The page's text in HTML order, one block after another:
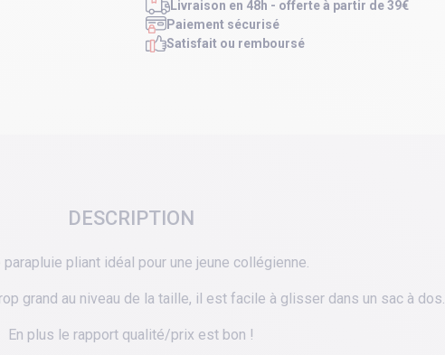
Livraison en 48h - offerte à partir de 39€
Paiement sécurisé
Satisfait ou remboursé
DESCRIPTION
pliant idéal pour une jeune collégienne.
grand au niveau de la taille, il est facile à glisser dans un sac à dos.
En plus le rapport qualité/prix est bon !